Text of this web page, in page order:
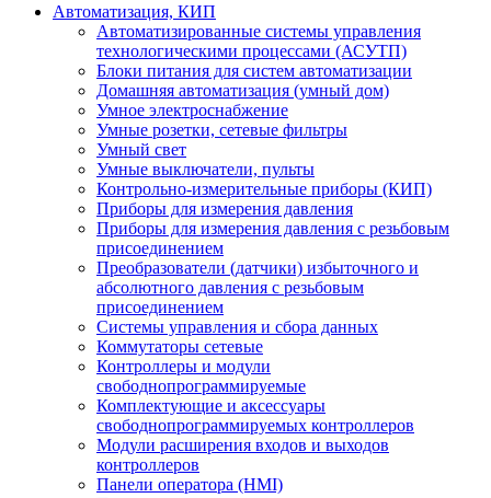
Автоматизация, КИП
Автоматизированные системы управления
технологическими процессами (АСУТП)
Блоки питания для систем автоматизации
Домашняя автоматизация (умный дом)
Умное электроснабжение
Умные розетки, сетевые фильтры
Умный свет
Умные выключатели, пульты
Контрольно-измерительные приборы (КИП)
Приборы для измерения давления
Приборы для измерения давления с резьбовым
присоединением
Преобразователи (датчики) избыточного и
абсолютного давления с резьбовым
присоединением
Системы управления и сбора данных
Коммутаторы сетевые
Контроллеры и модули
свободнопрограммируемые
Комплектующие и аксессуары
свободнопрограммируемых контроллеров
Модули расширения входов и выходов
контроллеров
Панели оператора (HMI)